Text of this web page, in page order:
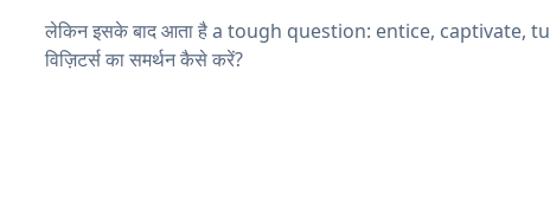
लेकिन इसके बाद आता है a tough question: entice, captivate,
विज़िटर्स का समर्थन कैसे करें?